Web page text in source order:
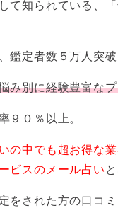
て知られている、
鑑定者数５万人突破
み別に経験豊富な
９０％以上。
の中でも超お得な
ビスのメール占い
をされた方の口コ